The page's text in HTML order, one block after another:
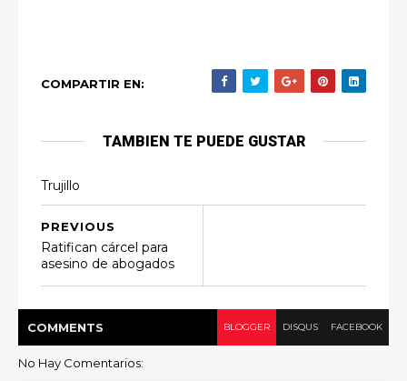
COMPARTIR EN:
TAMBIEN TE PUEDE GUSTAR
Trujillo
PREVIOUS
Ratifican cárcel para
asesino de abogados
COMMENTS BLOGGER DISQUS FACEBOOK
No Hay Comentarios: